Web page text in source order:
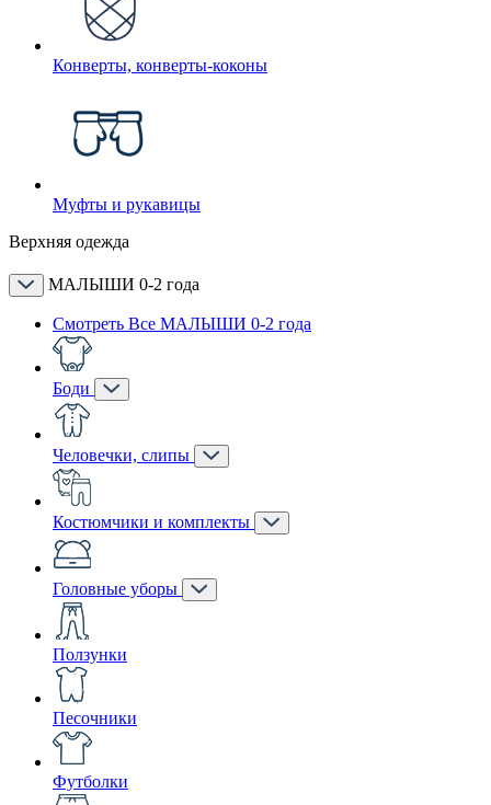
Конверты, конверты-коконы
Муфты и рукавицы
Верхняя одежда
МАЛЫШИ 0-2 года
Смотреть Все МАЛЫШИ 0-2 года
Боди
Человечки, слипы
Костюмчики и комплекты
Головные уборы
Ползунки
Песочники
Футболки